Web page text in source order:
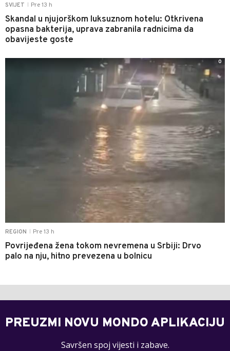
SVIJET Pre 13 h
Skandal u njujorškom luksuznom hotelu: Otkrivena
opasna bakterija, uprava zabranila radnicima da
obavijeste goste
REGION Pre 13 h
Povrijeđena žena tokom nevremena u Srbiji: Drvo
palo na nju, hitno prevezena u bolnicu
0
PREUZMI NOVU MONDO APLIKACIJU
Savršen spoj vijesti i zabave.